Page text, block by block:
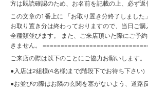
方は既読確認のため、お名前を記載の上、必ず返
この文章の1番上に 「お取り置き分終了しました
お取り置き分は終わっておりますので、当日ご
全種類並びます。 また、ご来店頂いた際にご予
きません。
ご来店の際は以下のことにご協力お願いします。
●入店は2組様(4名様)まで(階段下でお待ち下さい)
●お並びの際はお隣の玄関を塞がないよう、道路